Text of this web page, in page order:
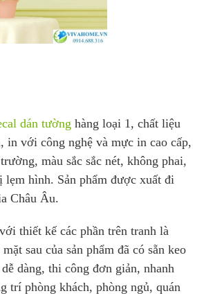
dán tường hàng loại 1, chất liệu
in với công nghệ và mực in cao cấp,
màu sắc sắc nét, không phai,
lẹm hình. Sản phẩm được xuất đi
Châu Âu.
thiết kế các phần trên tranh là
sau của sản phẩm đã có sẵn keo
dàng, thi công đơn giản, nhanh
trí phòng khách, phòng ngủ, quán